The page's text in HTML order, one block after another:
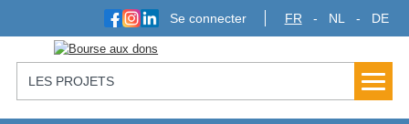
FR NL DE
Se connecter
LES PROJETS